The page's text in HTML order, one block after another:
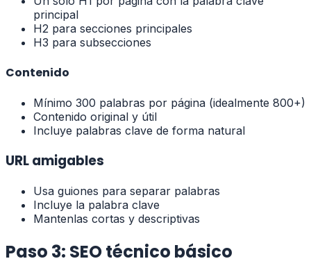
principal
H2 para secciones principales
H3 para subsecciones
Contenido
Mínimo 300 palabras por página (idealmente 800+)
Contenido original y útil
Incluye palabras clave de forma natural
URL amigables
Usa guiones para separar palabras
Incluye la palabra clave
Mantenlas cortas y descriptivas
Paso 3: SEO técnico básico